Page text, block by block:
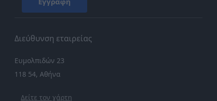
Διεύθυνση εταιρείας
Ευμολπιδών 23
118 54, Αθήνα
Δείτε τον χάρτη